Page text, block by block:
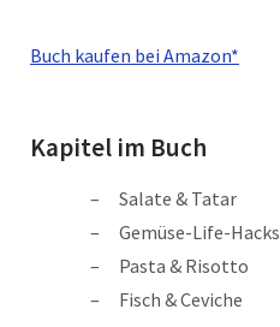
Buch kaufen bei Amazon*
Kapitel im Buch
Salate & Tatar
Gemüse-Life-Hacks
Pasta & Risotto
Fisch & Ceviche